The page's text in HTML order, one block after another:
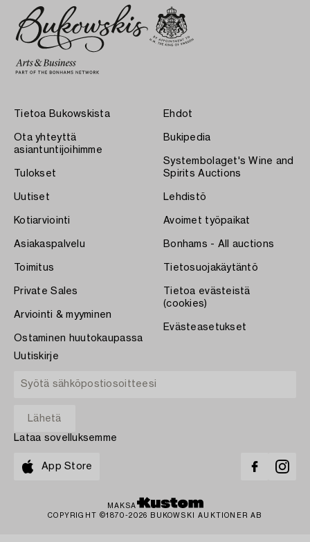
Tietoa Bukowskista
Ota yhteyttä
asiantuntijoihimme
Tulokset
Uutiset
Kotiarviointi
Asiakaspalvelu
Toimitus
Private Sales
Arviointi & myyminen
Ostaminen huutokaupassa
Ehdot
Bukipedia
Systembolaget's Wine and
Spirits Auctions
Lehdistö
Avoimet työpaikat
Bonhams - All auctions
Tietosuojakäytäntö
Tietoa evästeistä
(cookies)
Evästeasetukset
Uutiskirje
Lataa sovelluksemme
App Store
MAKSA
COPYRIGHT ©1870-2026 BUKOWSKI AUKTIONER AB